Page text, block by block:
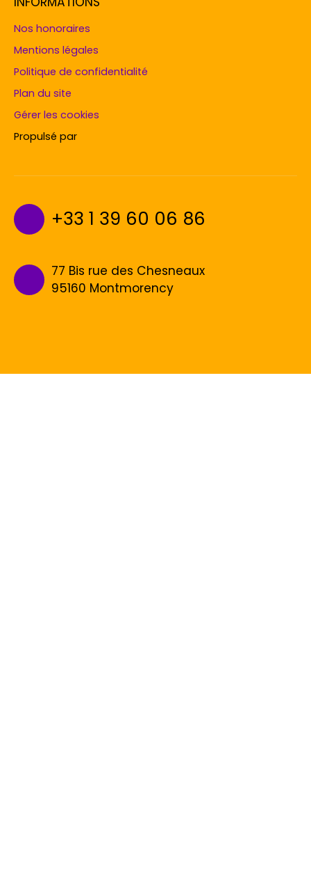
Nos honoraires
Mentions légales
Politique de confidentialité
Plan du site
Gérer les cookies
Propulsé par
+33 1 39 60 06 86
77 Bis rue des Chesneaux
95160 Montmorency